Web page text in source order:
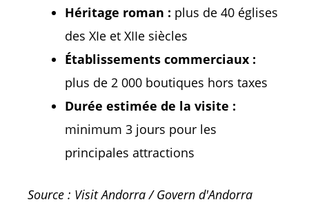
Héritage roman : plus de 40 églises
des XIe et XIIe siècles
Établissements commerciaux :
plus de 2 000 boutiques hors taxes
Durée estimée de la visite :
minimum 3 jours pour les
principales attractions
Source : Visit Andorra / Govern d'Andorra